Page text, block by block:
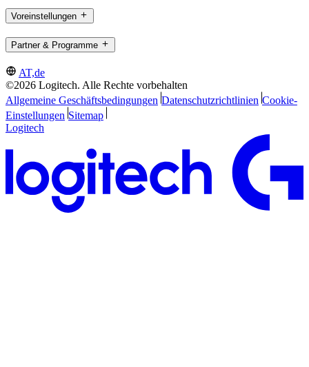
Voreinstellungen
Partner & Programme
AT,de
©2026 Logitech. Alle Rechte vorbehalten
Allgemeine Geschäftsbedingungen Datenschutzrichtlinien Cookie-
Einstellungen Sitemap
Logitech